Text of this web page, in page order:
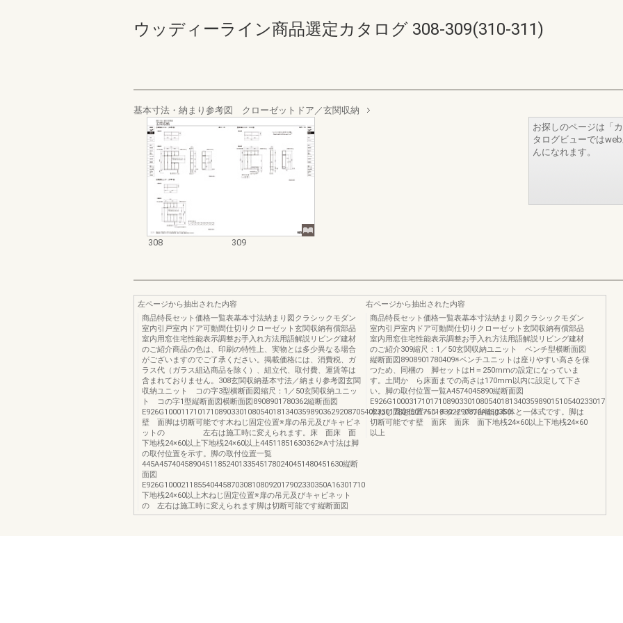
ウッディーライン商品選定カタログ 308-309(310-311)
基本寸法・納まり参考図 クローゼットドア／玄関収納
308 309
お探しのページは「
タログビューでは
んになれます。
左ページから抽出された内容
商品特長セット価格一覧表基本寸法納まり図クラシックモダン
室内引戸室内ドア可動間仕切りクローゼット玄関収納有償部品
室内用窓住宅性能表示調整お手入れ方法用語解説リビング建材
のご紹介商品の色は、印刷の特性上、実物とは多少異なる場合
がございますのでご了承ください。掲載価格には、消費税、ガ
ラス代（ガラス組込商品を除く）、組立代、取付費、運賃等は
含まれておりません。308玄関収納基本寸法／納まり参考図玄関
収納ユニット コの字3型横断面図縮尺：1／50玄関収納ユニッ
ト コの字1型縦断面図横断面図8908901780362縦断面図
E926G1000117101710890330108054018134035989036292087054023301780850175018302290870A350350
壁 面脚は切断可能です木ねじ固定位置※扉の吊元及びキャビネ
ットの 左右は施工時に変えられます。床 面床 面
下地桟24×60以上下地桟24×60以上44511851630362※A寸法は脚
の取付位置を示す。脚の取付位置一覧
445A45740458904511852401335451780240451480451630縦断
面図
E926G100021185540445870308108092017902330350A16301710
下地桟24×60以上木ねじ固定位置※扉の吊元及びキャビネット
の 左右は施工時に変えられます脚は切断可能です縦断面図
右ページから抽出された内容
商品特長セット価格一覧表基本寸法納まり図クラシックモダン
室内引戸室内ドア可動間仕切りクローゼット玄関収納有償部品
室内用窓住宅性能表示調整お手入れ方法用語解説リビング建材
のご紹介309縮尺：1／50玄関収納ユニット ベンチ型横断面図
縦断面図8908901780409※ベンチユニットは座りやすい高さを保
つため、同梱の 脚セットはH＝250mmの設定になっていま
す。土間か ら床面までの高さは170mm以内に設定して下さ
い。脚の取付位置一覧A4574045890縦断面図
木ねじ固定位置ベンチタイプの台輪は本体と一体式です。脚は
切断可能です壁 面床 面床 面下地桟24×60以上下地桟24×60
以上